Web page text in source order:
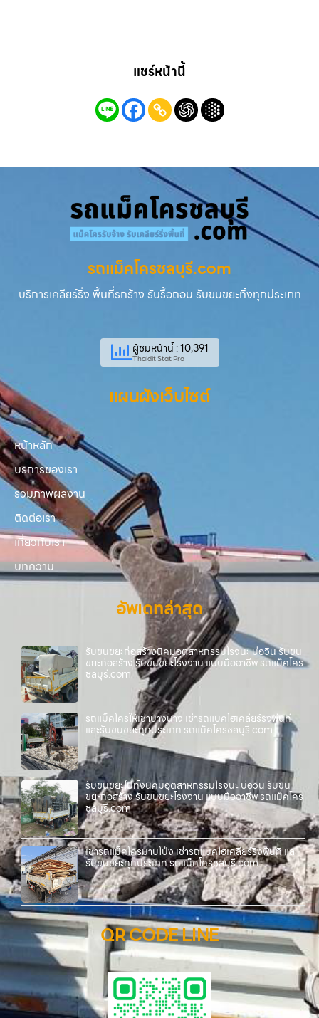
แชร์หน้านี้
รถแม็คโครชลบุรี.com
บริการเคลียร์ริ่ง พื้นที่รกร้าง รับรื้อถอน รับขนขยะทิ้งทุกประเภท
ผู้ชมหน้านี้ : 10,391
Thaidit Stat Pro
แผนผังเว็บไซต์
หน้าหลัก
บริการของเรา
รวมภาพผลงาน
ติดต่อเรา
เกี่ยวกับเรา
บทความ
อัพเดทล่าสุด
รับขนขยะก่อสร้างนิคมอุตสาหกรรมโรจนะ บ่อวิน รับขน
ขยะก่อสร้าง รับขนขยะโรงงาน แบบมืออาชีพ รถแม็คโคร
ชลบุรี.com
รถแม็คโครให้เช่าบางนาง เช่ารถแบคโฮเคลียร์ริ่งพื้นที่
และรับขนขยะทุกประเภท รถแม็คโครชลบุรี.com
รับขนขยะไปทิ้งนิคมอุตสาหกรรมโรจนะ บ่อวิน รับขน
ขยะก่อสร้าง รับขนขยะโรงงาน แบบมืออาชีพ รถแม็คโคร
ชลบุรี.com
เช่ารถแม็คโครมาบโป่ง เช่ารถแบคโฮเคลียร์ริ่งพื้นที่ และ
รับขนขยะทุกประเภท รถแม็คโครชลบุรี.com
QR CODE LINE